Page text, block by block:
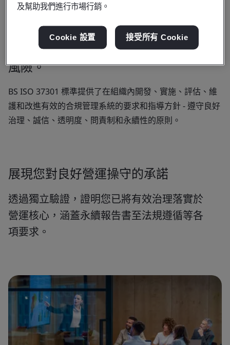
透過專業的合規管理指引協助導入最佳
實務，進而降低罰款與品牌信譽受損的
風險。
BS ISO 37301 標準提供了在組織內開發、實施、評估、維
護和改進有效的合規管理系統的要求和指導方針 - 遵守良好
治理、誠信、透明度、問責制和永續性的原則。
展現您對良好營運操守的承諾
透過獨立驗證，證明您已將有效治理落實於
營運核心，涵蓋永續報告書至法規遵循等各
項要求。
及幫助我們進行市場行銷。
Cookie 設置 接受所有 Cookie